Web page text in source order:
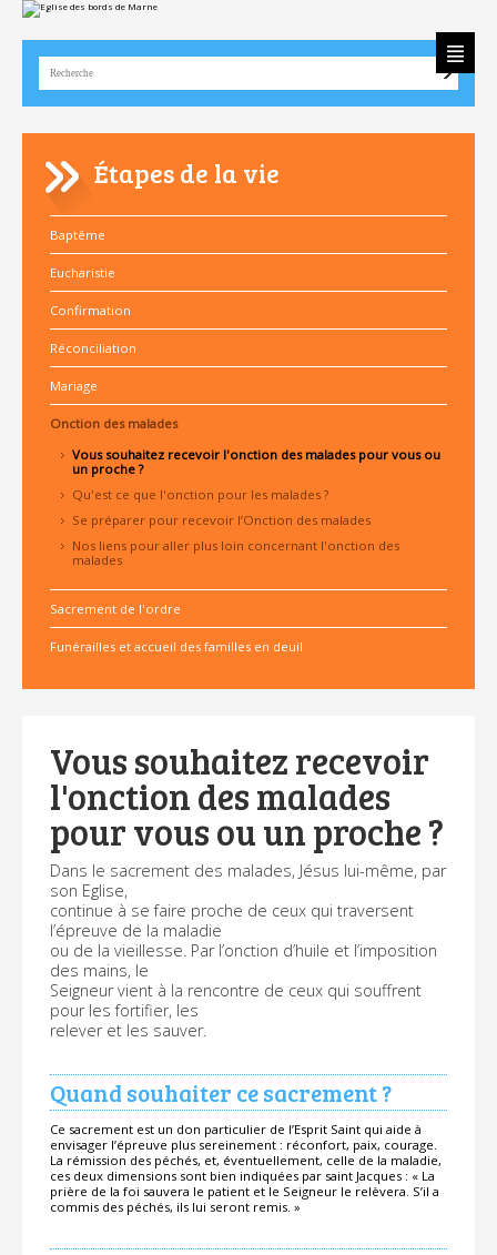
Aller
au
|
Aller
navigation
Outils
personnels
Étapes de la vie
Baptême
Eucharistie
Confirmation
Réconciliation
Mariage
Onction des malades
Vous souhaitez recevoir l'onction des malades pour vous ou
un proche ?
Qu'est ce que l'onction pour les malades ?
Se préparer pour recevoir l’Onction des malades
Nos liens pour aller plus loin concernant l'onction des
malades
Sacrement de l'ordre
Funérailles et accueil des familles en deuil
Vous souhaitez recevoir
l'onction des malades
pour vous ou un proche ?
Dans le sacrement des malades, Jésus lui-même, par
son Eglise,
continue à se faire proche de ceux qui traversent
l’épreuve de la maladie
ou de la vieillesse. Par l’onction d’huile et l’imposition
des mains, le
Seigneur vient à la rencontre de ceux qui souffrent
pour les fortifier, les
relever et les sauver.
Quand souhaiter ce sacrement ?
Ce sacrement est un don particulier de l’Esprit Saint qui aide à
envisager l’épreuve plus sereinement : réconfort, paix, courage.
La rémission des péchés, et, éventuellement, celle de la maladie,
ces deux dimensions sont bien indiquées par saint Jacques : « La
prière de la foi sauvera le patient et le Seigneur le relèvera. S’il a
commis des péchés, ils lui seront remis. »